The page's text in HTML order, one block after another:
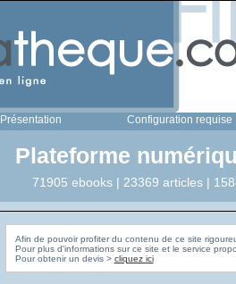
Présentation Configuration requise
Plateforme
71905 ebooks | 23369 articles |
Afin de pouvoir profiter du contenu de ce site
Pour plus d'informations sur ce site et le service
Pour obtenir un devis > cliquez ici